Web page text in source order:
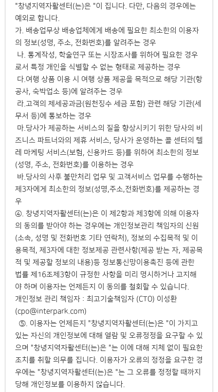
"창녕지역자활센터(는)은 "이 집니다. 다만, 다음의 경우에는
예외로 합니다.
가. 배송업무상 배송업체에게 배송에 필요한 최소한의 이용자
의 정보(성명, 주소, 전화번호)를 알려주는 경우
나. 통계작성, 학술연구 또는 시장조사를 위하여 필요한 경우
로서 특정 개인을 식별할 수 없는 형태로 제공하는 경우
다.여행 상품 이용 시 여행 상품 제공을 목적으로 해당 기관(항
공사, 숙박업소 등)에 알려주는 경우
라.고객의 제세공과금(원천징수 세금 포함) 관련 해당 기관(세
무서 등)에 통보하는 경우
마.당사가 제공하는 서비스의 질을 향상시키기 위한 당사의 비
즈니스 파트너와의 제휴 서비스, 당사가 운영하는 콜 센터의 텔
레 마케팅 서비스(보험, 신용카드 등)를 위하여 최소한의 정보
(성명, 주소, 전화번호)를 이용하는 경우
바.당사의 사후 불만처리 업무 및 고객서비스 업무를 수행하는
제3자에게 최소한의 정보(성명,주소,전화번호)를 제공하는 경
우
④. 창녕지역자활센터(는)은 이 제2항과 제3항에 의해 이용자
의 동의를 받아야 하는 경우에는 개인정보관리 책임자의 신원
(소속, 성명 및 전화번호 기타 연락처), 정보의 수집목적 및 이
용목적, 제3자에 대한 정보제공 관련사항(제공 받는 자, 제공목
적 및 제공할 정보의 내용)등 정보통신망이용촉진 등에 관한
법률 제16조제3항이 규정한 사항을 미리 명시하거나 고지해
야 하며 이용자는 언제든지 이 동의를 철회할 수 있습니다.
개인정보 관리 책임자 : 최고기술책임자 (CTO) 이성환
(cpo@interpark.com)
⑤. 이용자는 언제든지 "창녕지역자활센터(는)은 "이 가지고
있는 자신의 개인정보에 대해 열람 및 오류정정을 요구할 수 있
으며 "창녕지역자활센터(는)은 "는 이에 대해 지체 없이 필요한
조치를 취할 의무를 집니다. 이용자가 오류의 정정을 요구한 경
우에는 "창녕지역자활센터(는)은 "는 그 오류를 정정할 때까지
당해 개인정보를 이용하지 않습니다.